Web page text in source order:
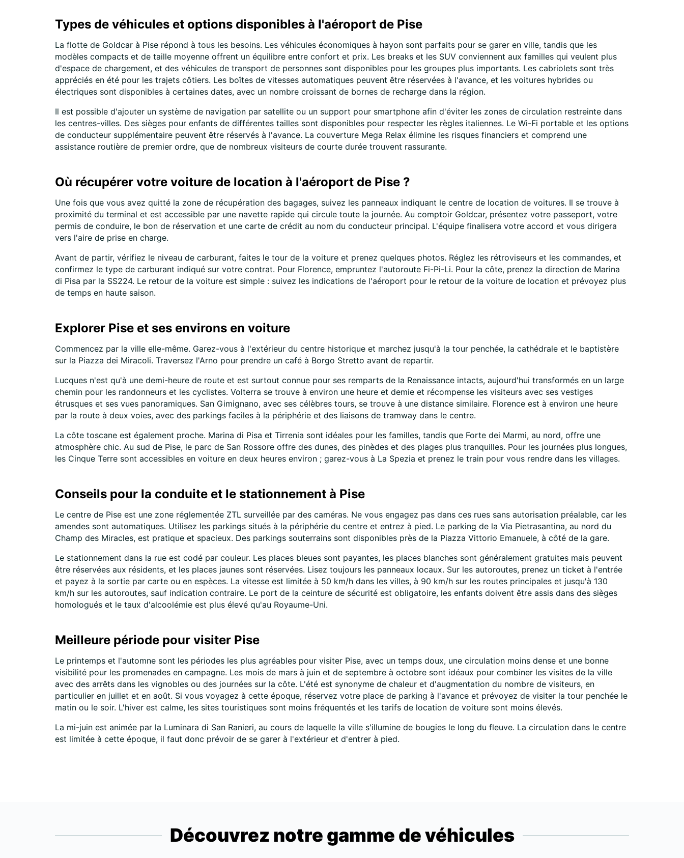
Types de véhicules et options disponibles à l'aéroport de Pise
La flotte de Goldcar à Pise répond à tous les besoins. Les véhicules économiques à hayon sont parfaits pour se garer en ville, tandis que les
modèles compacts et de taille moyenne offrent un équilibre entre confort et prix. Les breaks et les SUV conviennent aux familles qui veulent plus
d'espace de chargement, et des véhicules de transport de personnes sont disponibles pour les groupes plus importants. Les cabriolets sont très
appréciés en été pour les trajets côtiers. Les boîtes de vitesses automatiques peuvent être réservées à l'avance, et les voitures hybrides ou
électriques sont disponibles à certaines dates, avec un nombre croissant de bornes de recharge dans la région.
Il est possible d'ajouter un système de navigation par satellite ou un support pour smartphone afin d'éviter les zones de circulation restreinte dans
les centres-villes. Des sièges pour enfants de différentes tailles sont disponibles pour respecter les règles italiennes. Le Wi-Fi portable et les options
de conducteur supplémentaire peuvent être réservés à l'avance. La couverture Mega Relax élimine les risques financiers et comprend une
assistance routière de premier ordre, que de nombreux visiteurs de courte durée trouvent rassurante.
Où récupérer votre voiture de location à l'aéroport de Pise ?
Une fois que vous avez quitté la zone de récupération des bagages, suivez les panneaux indiquant le centre de location de voitures. Il se trouve à
proximité du terminal et est accessible par une navette rapide qui circule toute la journée. Au comptoir Goldcar, présentez votre passeport, votre
permis de conduire, le bon de réservation et une carte de crédit au nom du conducteur principal. L'équipe finalisera votre accord et vous dirigera
vers l'aire de prise en charge.
Avant de partir, vérifiez le niveau de carburant, faites le tour de la voiture et prenez quelques photos. Réglez les rétroviseurs et les commandes, et
confirmez le type de carburant indiqué sur votre contrat. Pour Florence, empruntez l'autoroute Fi-Pi-Li. Pour la côte, prenez la direction de Marina
di Pisa par la SS224. Le retour de la voiture est simple : suivez les indications de l'aéroport pour le retour de la voiture de location et prévoyez plus
de temps en haute saison.
Explorer Pise et ses environs en voiture
Commencez par la ville elle-même. Garez-vous à l'extérieur du centre historique et marchez jusqu'à la tour penchée, la cathédrale et le baptistère
sur la Piazza dei Miracoli. Traversez l'Arno pour prendre un café à Borgo Stretto avant de repartir.
Lucques n'est qu'à une demi-heure de route et est surtout connue pour ses remparts de la Renaissance intacts, aujourd'hui transformés en un large
chemin pour les randonneurs et les cyclistes. Volterra se trouve à environ une heure et demie et récompense les visiteurs avec ses vestiges
étrusques et ses vues panoramiques. San Gimignano, avec ses célèbres tours, se trouve à une distance similaire. Florence est à environ une heure
par la route à deux voies, avec des parkings faciles à la périphérie et des liaisons de tramway dans le centre.
La côte toscane est également proche. Marina di Pisa et Tirrenia sont idéales pour les familles, tandis que Forte dei Marmi, au nord, offre une
atmosphère chic. Au sud de Pise, le parc de San Rossore offre des dunes, des pinèdes et des plages plus tranquilles. Pour les journées plus longues,
les Cinque Terre sont accessibles en voiture en deux heures environ ; garez-vous à La Spezia et prenez le train pour vous rendre dans les villages.
Conseils pour la conduite et le stationnement à Pise
Le centre de Pise est une zone réglementée ZTL surveillée par des caméras. Ne vous engagez pas dans ces rues sans autorisation préalable, car les
amendes sont automatiques. Utilisez les parkings situés à la périphérie du centre et entrez à pied. Le parking de la Via Pietrasantina, au nord du
Champ des Miracles, est pratique et spacieux. Des parkings souterrains sont disponibles près de la Piazza Vittorio Emanuele, à côté de la gare.
Le stationnement dans la rue est codé par couleur. Les places bleues sont payantes, les places blanches sont généralement gratuites mais peuvent
être réservées aux résidents, et les places jaunes sont réservées. Lisez toujours les panneaux locaux. Sur les autoroutes, prenez un ticket à l'entrée
et payez à la sortie par carte ou en espèces. La vitesse est limitée à 50 km/h dans les villes, à 90 km/h sur les routes principales et jusqu'à 130
km/h sur les autoroutes, sauf indication contraire. Le port de la ceinture de sécurité est obligatoire, les enfants doivent être assis dans des sièges
homologués et le taux d'alcoolémie est plus élevé qu'au Royaume-Uni.
Meilleure période pour visiter Pise
Le printemps et l'automne sont les périodes les plus agréables pour visiter Pise, avec un temps doux, une circulation moins dense et une bonne
visibilité pour les promenades en campagne. Les mois de mars à juin et de septembre à octobre sont idéaux pour combiner les visites de la ville
avec des arrêts dans les vignobles ou des journées sur la côte. L'été est synonyme de chaleur et d'augmentation du nombre de visiteurs, en
particulier en juillet et en août. Si vous voyagez à cette époque, réservez votre place de parking à l'avance et prévoyez de visiter la tour penchée le
matin ou le soir. L'hiver est calme, les sites touristiques sont moins fréquentés et les tarifs de location de voiture sont moins élevés.
La mi-juin est animée par la Luminara di San Ranieri, au cours de laquelle la ville s'illumine de bougies le long du fleuve. La circulation dans le centre
est limitée à cette époque, il faut donc prévoir de se garer à l'extérieur et d'entrer à pied.
Découvrez notre gamme de véhicules